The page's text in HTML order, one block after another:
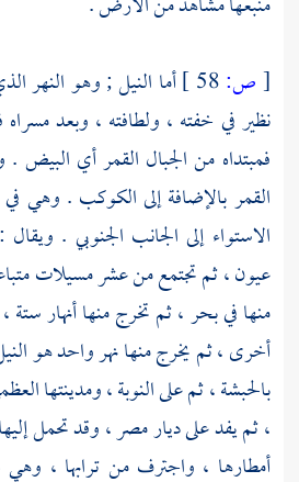
[ص: أما النيل; وهو النهر
نظير في خفته ، ولطافته ، وبعد مسراه
فمبتداه من الجبال القمر أي
القمر بالإضافة إلى الكوكب . وهي
الاستواء إلى الجانب الجنوبي .
عيون ، ثم تجتمع من عشر مسيلات
منها في بحر ، ثم تخرج منها أنهار ستة
أخرى ، ثم يخرج منها نهر واحد هو
بالحبشة، ثم علىالنوبة، ومدينتها
، ثم يفد علىديار مصر، وقد تحمل
أمطارها ، واجترف من ترابها ، وهي